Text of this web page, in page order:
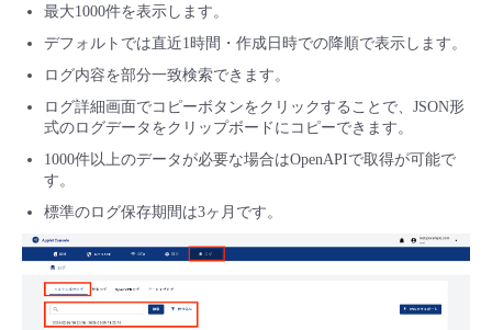
すべてのメニューを見る
サポート
すべてのメニューを見る
- ユーザー機能の管理
- 登録情報の管理
- APIリファレンス
■ 基本構築ガイド
- クラウド / サーバー
- マルチクラウド利用
- リモートワーク
- ITインフラストラクチャー
- その他
定期メンテナンス
最大1000件を表示します。
デフォルトでは直近1時間・作成日時での降順で表示します。
ログ内容を部分一致検索できます。
ログ詳細画面でコピーボタンをクリックすることで、JSON形
式のログデータをクリップボードにコピーできます。
1000件以上のデータが必要な場合はOpenAPIで取得が可能で
す。
標準のログ保存期間は3ヶ月です。